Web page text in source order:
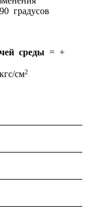
градусов
среды = +
см2
бочата,
труб
оказываем услуги
запросу